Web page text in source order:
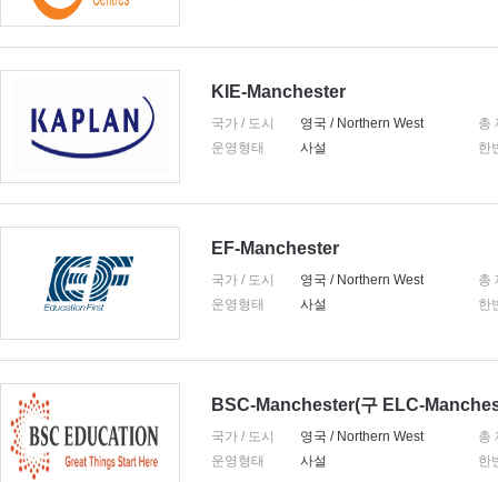
KIE-Manchester
국가 / 도시 영국 / Northern West
총
운영형태
사설 한
EF-Manchester
국가 / 도시 영국 / Northern West
총
운영형태
사설 한
BSC-Manchester(구 ELC-
국가 / 도시 영국 / Northern West
총
운영형태
사설 한